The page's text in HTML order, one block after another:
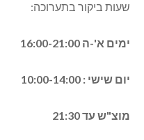
שעות ביקור בתערוכה:
ימים א'-ה 16:00-21:00
יום שישי : 10:00-14:00
מוצ"ש עד 21:30